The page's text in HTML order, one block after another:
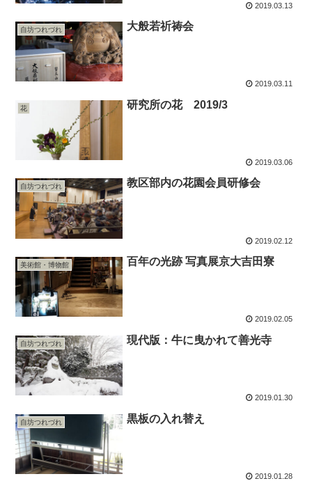
2019.03.13
自坊つれづれ 大般若祈祷会
2019.03.11
花 研究所の花 2019/3
2019.03.06
自坊つれづれ 教区部内の花園会員研修会
2019.02.12
美術館・博物館 百年の光跡 写真展京大吉田寮
2019.02.05
自坊つれづれ 現代版：牛に曳かれて善光寺
2019.01.30
自坊つれづれ 黒板の入れ替え
2019.01.28